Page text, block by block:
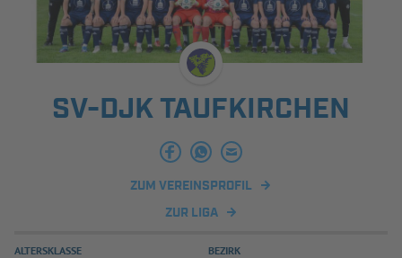
AUSBILDUNG & FÖRDERUNG
INFOTHEK SPIELPLUS
SV-DJK TAUFKIRCHEN
ZUM VEREINSPROFIL
ZUR LIGA
ALTERSKLASSE BEZIRK